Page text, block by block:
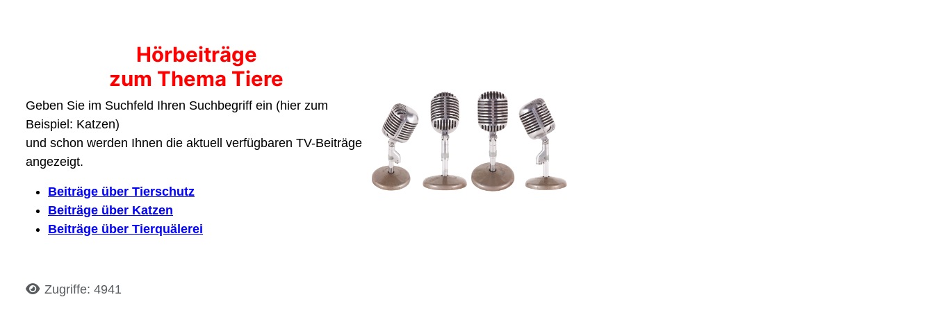
Hörbeiträge
zum Thema Tiere
Geben Sie im Suchfeld Ihren Suchbegriff ein (hier zum
Beispiel: Katzen)
und schon werden Ihnen die aktuell verfügbaren TV-Beiträge
angezeigt.
Beiträge über Tierschutz
Beiträge über Katzen
Beiträge über Tierquälerei
DetailsZugriffe: 4941